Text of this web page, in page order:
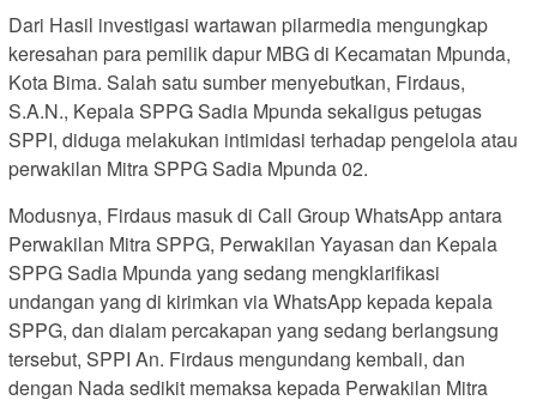
Dari Hasil investigasi wartawan pilarmedia mengungkap
keresahan para pemilik dapur MBG di Kecamatan Mpunda,
Kota Bima. Salah satu sumber menyebutkan, Firdaus,
S.A.N., Kepala SPPG Sadia Mpunda sekaligus petugas
SPPI, diduga melakukan intimidasi terhadap pengelola atau
perwakilan Mitra SPPG Sadia Mpunda 02.
Modusnya, Firdaus masuk di Call Group WhatsApp antara
Perwakilan Mitra SPPG, Perwakilan Yayasan dan Kepala
SPPG Sadia Mpunda yang sedang mengklarifikasi
undangan yang di kirimkan via WhatsApp kepada kepala
SPPG, dan dialam percakapan yang sedang berlangsung
tersebut, SPPI An. Firdaus mengundang kembali, dan
dengan Nada sedikit memaksa kepada Perwakilan Mitra